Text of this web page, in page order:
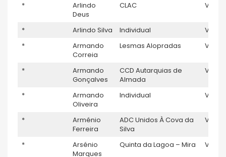
*
Arlindo
Deus
CLAC V5
* Arlindo Silva Individual V5
*
Armando
Correia
Lesmas Alopradas V5
*
Armando
Gonçalves
CCD Autarquias de
Almada
V5
*
Armando
Oliveira
Individual V5
*
Arménio
Ferreira
ADC Unidos À Cova da
Silva
V5
*
Arsénio
Marques
Quinta da Lagoa – Mira V5